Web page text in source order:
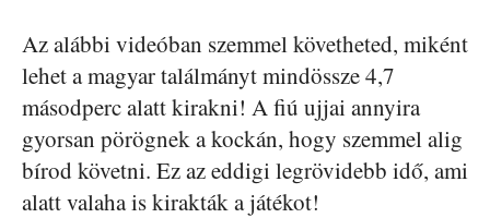
Az alábbi videóban szemmel követheted, miként
lehet a magyar találmányt mindössze 4,7
másodperc alatt kirakni! A fiú ujjai annyira
gyorsan pörögnek a kockán, hogy szemmel alig
bírod követni. Ez az eddigi legrövidebb idő, ami
alatt valaha is kirakták a játékot!